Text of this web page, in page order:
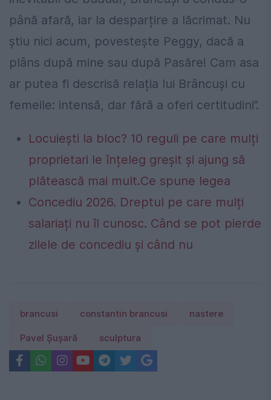
până afară, iar la desparțire a lăcrimat. Nu
știu nici acum, povestește Peggy, dacă a
plâns după mine sau după Pasăre! Cam asa
ar putea fi descrisă relația lui Brâncuși cu
femeile: intensă, dar fără a oferi certitudini”.
Locuiești la bloc? 10 reguli pe care mulți
proprietari le înțeleg greșit și ajung să
plătească mai mult.Ce spune legea
Concediu 2026. Dreptul pe care mulți
salariați nu îl cunosc. Când se pot pierde
zilele de concediu și când nu
brancusi constantin brancusi nastere
Pavel Șușară sculptura